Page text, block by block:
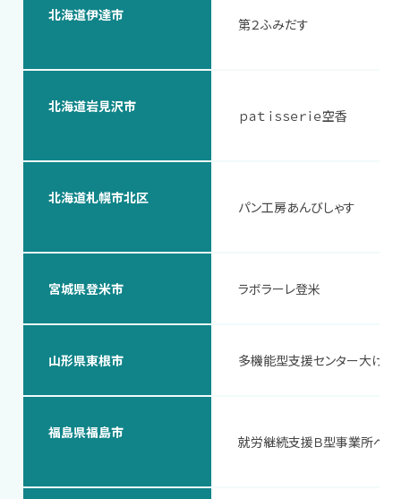
北海道伊達市
第２ふみだす
北海道岩見沢市
ｐａｔｉｓｓｅｒｉｅ空香
北海道札幌市北区
パン工房あんびしゃす
宮城県登米市 ラボラーレ登米
山形県東根市 多機能型支援センター大けや
福島県福島市
就労継続支援Ｂ型事業所べじ